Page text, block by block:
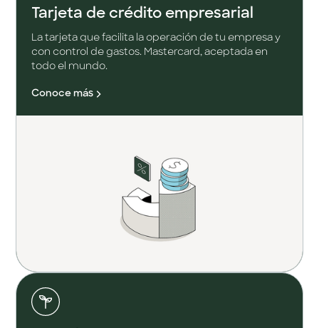
Tarjeta de crédito empresarial
La tarjeta que facilita la operación de tu empresa y
con control de gastos. Mastercard, aceptada en
todo el mundo.
Conoce más